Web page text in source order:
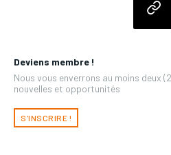
Deviens membre !
Nous vous enverrons au moins deux
nouvelles et opportunités
S'INSCRIRE !